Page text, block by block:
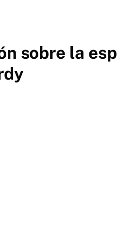
sobre la